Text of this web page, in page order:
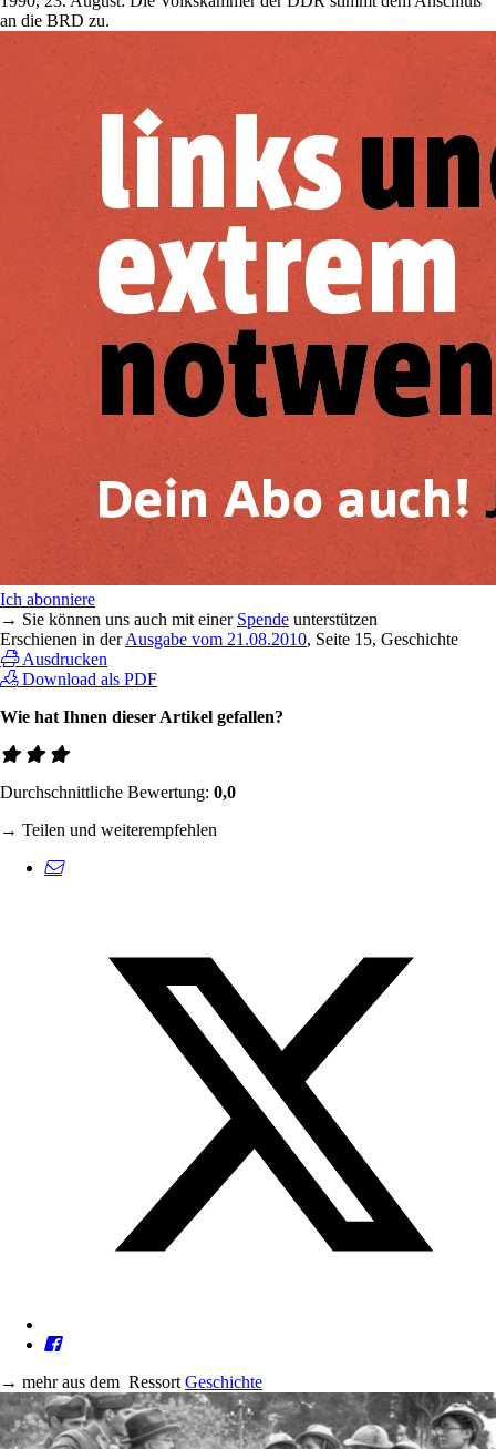
an die BRD zu.
Ich abonniere
→ Sie können uns auch mit einer Spende unterstützen
Erschienen in derAusgabe vom 21.08.2010, Seite 15, Geschichte
Ausdrucken
Download als PDF
Wie hat Ihnen dieser Artikel gefallen?
Durchschnittliche Bewertung: 0,0
→ Teilen und weiterempfehlen
→ mehr aus dem Ressort Geschichte